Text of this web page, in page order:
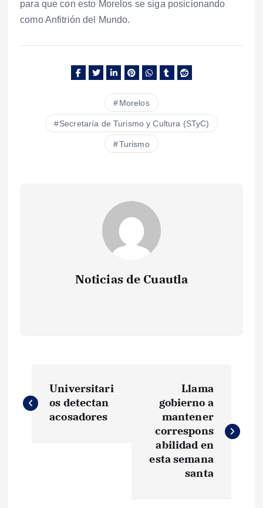
para que con esto Morelos se siga posicionando
como Anfitrión del Mundo.
Morelos
Secretaría de Turismo y Cultura (STyC)
Turismo
Noticias de Cuautla
a
Universitari
os detectan
acosadores
Llama
gobierno a
mantener
correspons
abilidad en
esta semana
santa